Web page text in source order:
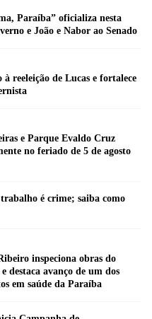
Paraíba” oficializa nesta
e João e Nabor ao Senado
reeleição de Lucas e fortalece
e Parque Evaldo Cruz
no feriado de 5 de agosto
é crime; saiba como
inspeciona obras do
destaca avanço de um dos
em saúde da Paraíba